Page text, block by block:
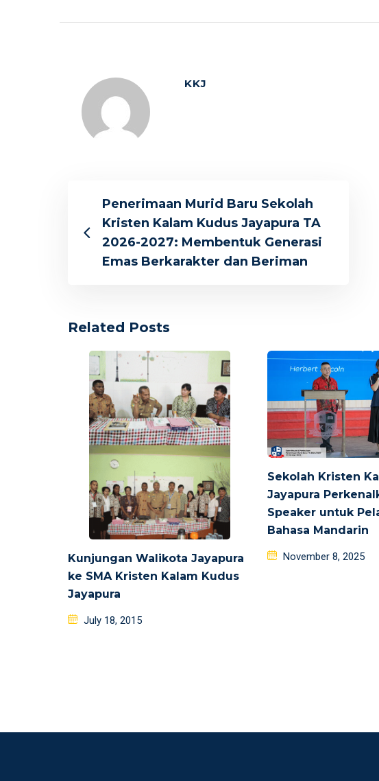
KKJ
Penerimaan Murid Baru Sekolah
Kristen Kalam Kudus Jayapura TA
2026-2027: Membentuk Generasi
Emas Berkarakter dan Beriman
Related Posts
Kunjungan Walikota Jayapura
ke SMA Kristen Kalam Kudus
Jayapura
Posted
July 18, 2015
Sekolah Kristen
Jayapura
Speaker untuk
Bahasa Mandarin
Posted
November 8, 2025